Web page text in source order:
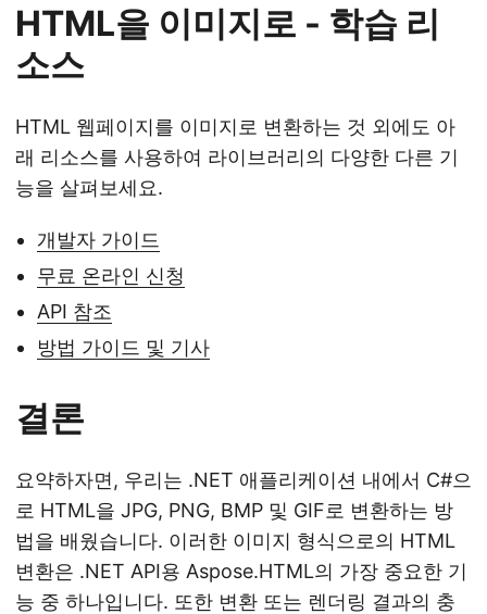
HTML을 이미지로 - 학습 리
소스
HTML 웹페이지를 이미지로 변환하는 것 외에도 아
래 리소스를 사용하여 라이브러리의 다양한 다른 기
능을 살펴보세요.
개발자 가이드
무료 온라인 신청
API 참조
방법 가이드 및 기사
결론
요약하자면, 우리는 .NET 애플리케이션 내에서 C#으
로 HTML을 JPG, PNG, BMP 및 GIF로 변환하는 방
법을 배웠습니다. 이러한 이미지 형식으로의 HTML
변환은 .NET API용 Aspose.HTML의 가장 중요한 기
능 중 하나입니다. 또한 변환 또는 렌더링 결과의 충